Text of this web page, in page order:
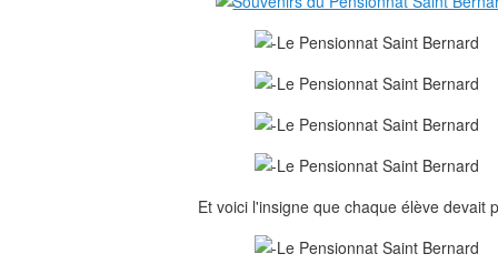
Et voici l'insigne que chaque élève devait